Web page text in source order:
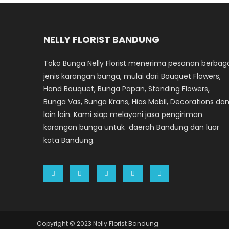
NELLY FLORIST BANDUNG
Toko Bunga Nelly Florist menerima pesanan
jenis karangan bunga, mulai dari Bouquet Flowers,
Hand Bouquet, Bunga Papan, Standing Flowers,
Bunga Vas, Bunga Krans, Hias Mobil, Decorations dan
lain lain. Kami siap melayani jasa pengiriman
karangan bunga untuk daerah Bandung dan luar
kota Bandung.
Copyright © 2023 Nelly Florist Bandung